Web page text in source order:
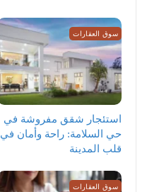
سوق العقارات
استئجار شقق مفروشة في
حي السلامة: راحة وأمان في
قلب المدينة
سوق العقارات